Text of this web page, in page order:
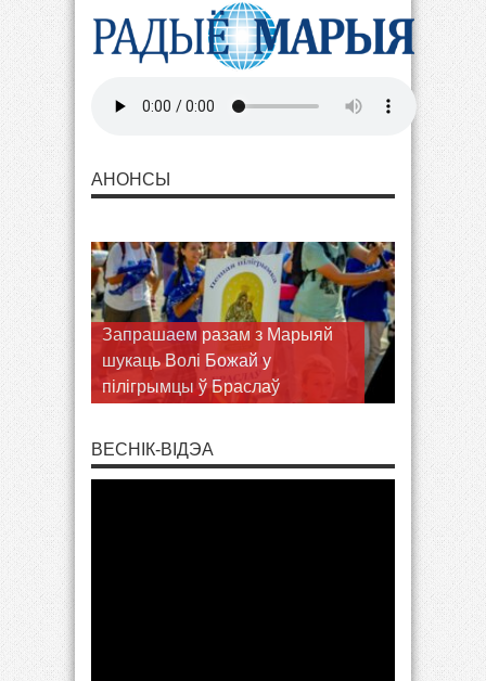
АНОНСЫ
Запрашаем разам з Марыяй
шукаць Волі Божай у
пілігрымцы ў Браслаў
ВЕСНІК-ВІДЭА